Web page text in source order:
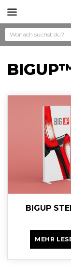
BIGUP
MEHR